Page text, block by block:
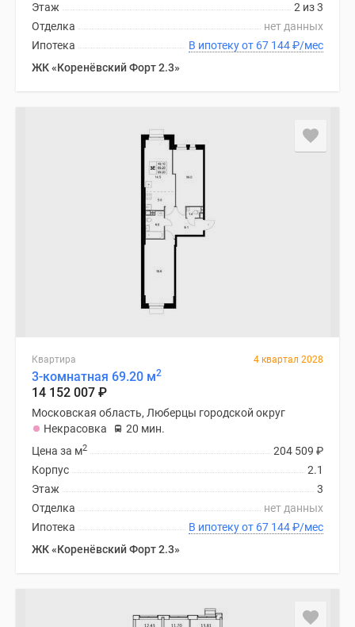
2 из 3
Этаж
нет данных
Отделка
В ипотеку от 67 144₽/мес
Ипотека
ЖК «Коренёвский Форт 2.3»
Квартира 4 квартал 2028
3-комнатная 69.20 м2
14 152 007 ₽
Московская область, Люберцы городской округ
Некрасовка
20 мин.
204 509 ₽
Цена за м2
2.1
Корпус
3
Этаж
нет данных
Отделка
В ипотеку от 67 144₽/мес
Ипотека
ЖК «Коренёвский Форт 2.3»